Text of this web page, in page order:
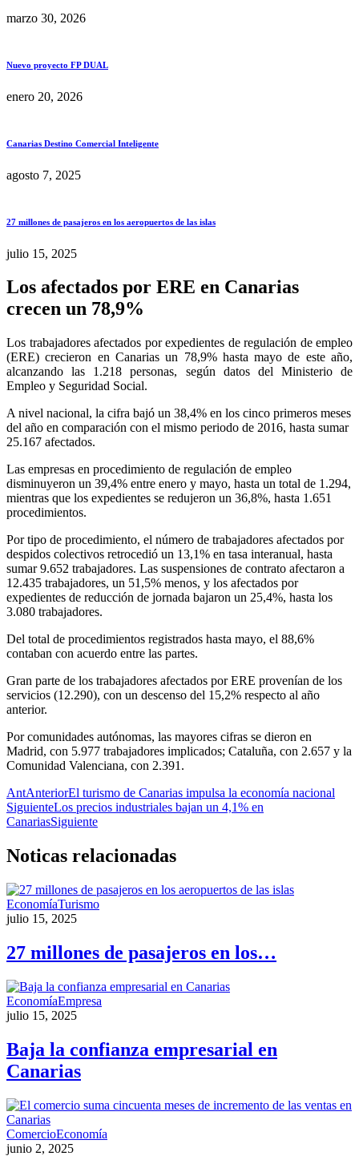
marzo 30, 2026
Nuevo proyecto FP DUAL
enero 20, 2026
Canarias Destino Comercial Inteligente
agosto 7, 2025
27 millones de pasajeros en los aeropuertos de las islas
julio 15, 2025
Los afectados por ERE en Canarias
crecen un 78,9%
Los trabajadores afectados por expedientes de regulación de empleo
(ERE) crecieron en Canarias un 78,9% hasta mayo de este año,
alcanzando las 1.218 personas, según datos del Ministerio de
Empleo y Seguridad Social.
A nivel nacional, la cifra bajó un 38,4% en los cinco primeros meses
del año en comparación con el mismo periodo de 2016, hasta sumar
25.167 afectados.
Las empresas en procedimiento de regulación de empleo
disminuyeron un 39,4% entre enero y mayo, hasta un total de 1.294,
mientras que los expedientes se redujeron un 36,8%, hasta 1.651
procedimientos.
Por tipo de procedimiento, el número de trabajadores afectados por
despidos colectivos retrocedió un 13,1% en tasa interanual, hasta
sumar 9.652 trabajadores. Las suspensiones de contrato afectaron a
12.435 trabajadores, un 51,5% menos, y los afectados por
expedientes de reducción de jornada bajaron un 25,4%, hasta los
3.080 trabajadores.
Del total de procedimientos registrados hasta mayo, el 88,6%
contaban con acuerdo entre las partes.
Gran parte de los trabajadores afectados por ERE provenían de los
servicios (12.290), con un descenso del 15,2% respecto al año
anterior.
Por comunidades autónomas, las mayores cifras se dieron en
Madrid, con 5.977 trabajadores implicados; Cataluña, con 2.657 y la
Comunidad Valenciana, con 2.391.
AntAnteriorEl turismo de Canarias impulsa la economía nacional
SiguienteLos precios industriales bajan un 4,1% en
CanariasSiguiente
Noticas relacionadas
EconomíaTurismo
julio 15, 2025
27 millones de pasajeros en los…
EconomíaEmpresa
julio 15, 2025
Baja la confianza empresarial en
Canarias
ComercioEconomía
junio 2, 2025